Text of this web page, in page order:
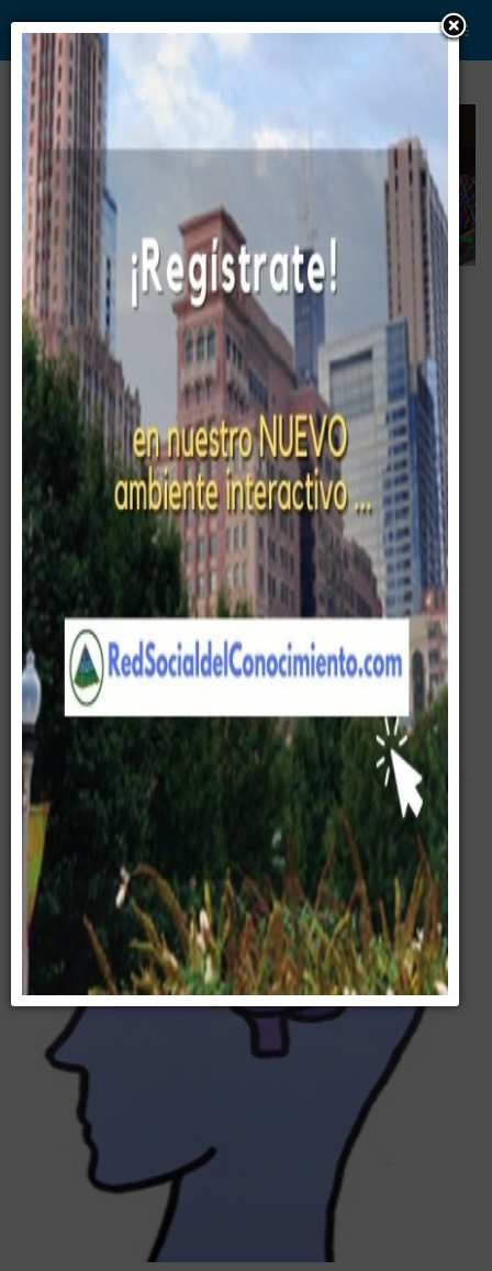
WWW. PABLO G PAEZ .COM
www . piramide digital . com
Pablo G Páez
2019-08-12 / Capital Integral de tu
Empresa ©
Empty
Pirámide Digital Entrenamiento Corporativo Cursos
Empresa
Servicios
Equipo Gerencial